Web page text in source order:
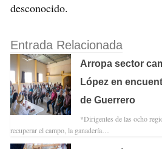
desconocido.
Entrada Relacionada
Arropa sector
López en
de Guerrero
*Dirigentes de las ocho
recuperar el campo, la ganadería…